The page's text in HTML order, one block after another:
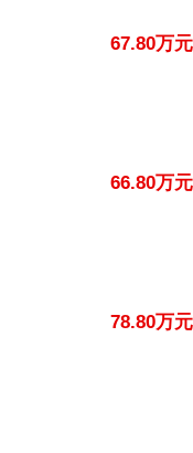
67.80万元
66.80万元
78.80万元